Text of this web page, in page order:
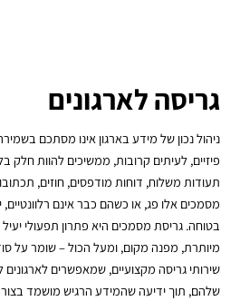
גריסה לארגונים
ניהול נכון של מידע בארגון אינו מסתכם
פיזיים, לעיתים קרובות, ממשיכים להוות
תעודות משלוח, דוחות מודפסים, חוזים,
מסמכים אלו פג, או כשהם כבר אינם
בטוחה. גריסת מסמכים היא פתרון תפעולי
מיותרת, מפנה מקום, ומעל הכול – שומר על
שירותי גריסהמקצועיים, שמאפשרים
שלהם, תוך ידיעה שהמידע הרגיש מושמד